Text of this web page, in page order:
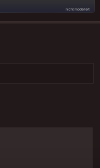
nicht moderiert